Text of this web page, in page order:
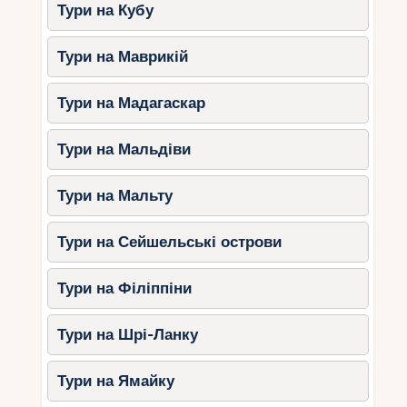
Поради мандрівникам
Беріть із собою готівку.На Кайо-
Ларго мало банкоматів, а картки
приймають не скрізь.
Захистіть себе від сонця.
восени сонце на Кубі залишається
активним.
Заздалегідь бронюйте
квитки.Осінній сезон хоч і не пік, але
номери у добрих готелях
розбираються швидко.
Спробуйте місцеві страви.Кайо-
Ларго славиться свіжими
морепродуктами, коктейлями та
кубинською кавою.
Візьміть підводну
Тури на Кубу
Тури на Маврикій
Тури на Мадагаскар
Тури на Мальдіви
Тури на Мальту
Тури на Сейшельські острови
Тури на Філіппіни
Тури на Шрі-Ланку
Тури на Ямайку